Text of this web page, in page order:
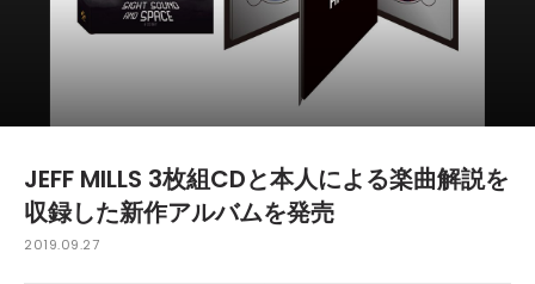
JEFF MILLS 3枚組CDと本人による楽曲解説を
収録した新作アルバムを発売
2019.09.27